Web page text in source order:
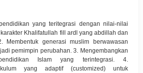
yang teritegrasi dengan nilai-nilai
Khalifatullah fill ardl yang abdillah dan
Membentuk generasi muslim berwawasan
pemimpin perubahan. 3. Mengembangkan
Islam yang terintegrasi. 4.
yang adaptif (customized) untuk